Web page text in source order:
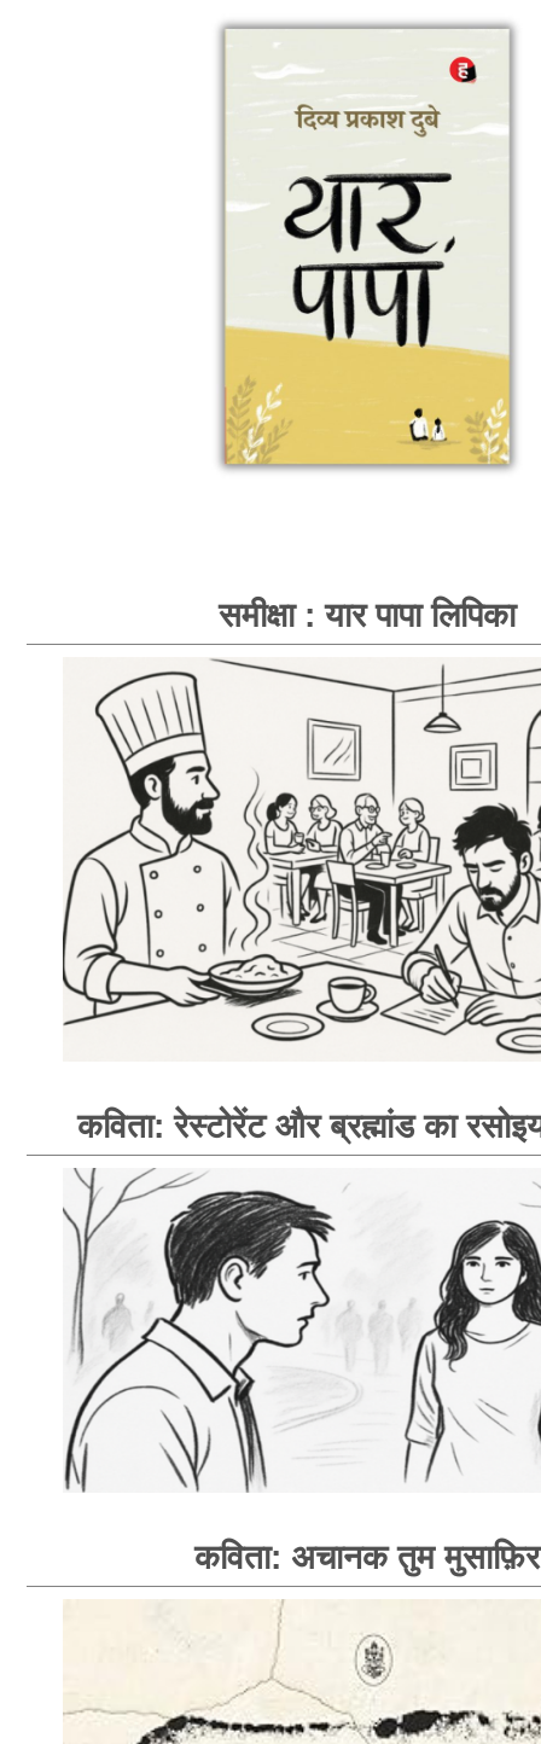
समीक्षा : यार पापा लिपिका
कविता: रेस्टोरेंट और ब्रह्मांड का
कविता: अचानक तुम मुसाफ़िर